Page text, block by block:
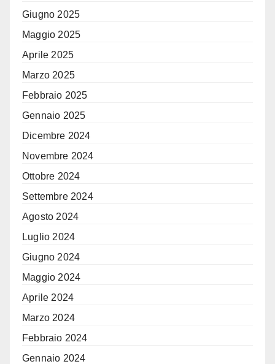
Giugno 2025
Maggio 2025
Aprile 2025
Marzo 2025
Febbraio 2025
Gennaio 2025
Dicembre 2024
Novembre 2024
Ottobre 2024
Settembre 2024
Agosto 2024
Luglio 2024
Giugno 2024
Maggio 2024
Aprile 2024
Marzo 2024
Febbraio 2024
Gennaio 2024